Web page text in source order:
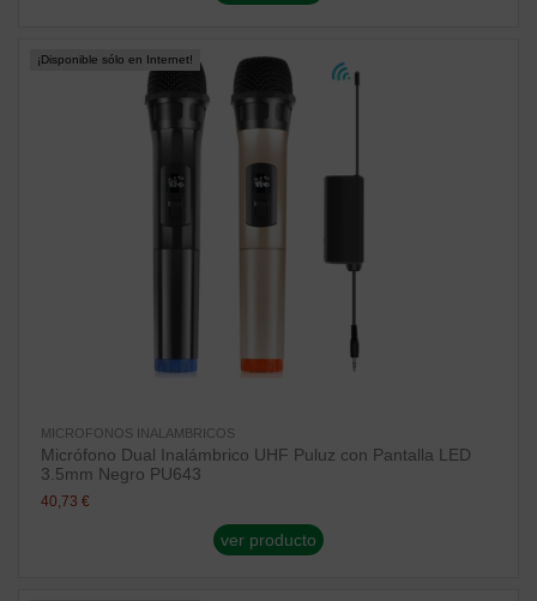
¡Disponible sólo en Internet!
MICROFONOS INALAMBRICOS
Micrófono Dual Inalámbrico UHF Puluz con Pantalla LED
3.5mm Negro PU643
40,73 €
ver producto